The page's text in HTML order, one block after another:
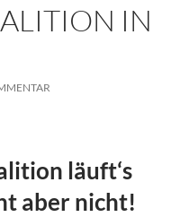
IN
läuft‘s
aber nicht!